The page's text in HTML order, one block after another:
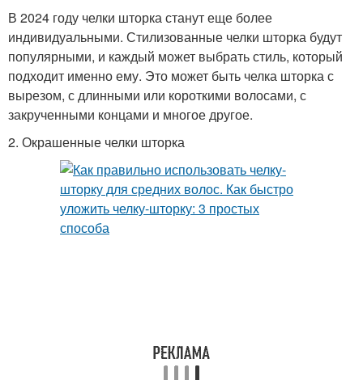
В 2024 году челки шторка станут еще более
индивидуальными. Стилизованные челки шторка будут
популярными, и каждый может выбрать стиль, который
подходит именно ему. Это может быть челка шторка с
вырезом, с длинными или короткими волосами, с
закрученными концами и многое другое.
2. Окрашенные челки шторка